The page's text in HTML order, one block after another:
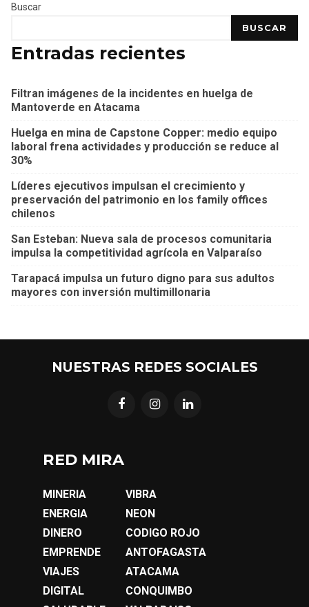
Buscar
BUSCAR
Entradas recientes
Filtran imágenes de la incidentes en huelga de
Mantoverde en Atacama
Huelga en mina de Capstone Copper: medio equipo
laboral frena actividades y producción se reduce al
30%
Líderes ejecutivos impulsan el crecimiento y
preservación del patrimonio en los family offices
chilenos
San Esteban: Nueva sala de procesos comunitaria
impulsa la competitividad agrícola en Valparaíso
Tarapacá impulsa un futuro digno para sus adultos
mayores con inversión multimillonaria
NUESTRAS REDES SOCIALES
RED MIRA
MINERIA
ENERGIA
DINERO
EMPRENDE
VIAJES
DIGITAL
VIBRA
NEON
CODIGO ROJO
ANTOFAGASTA
ATACAMA
CONQUIMBO